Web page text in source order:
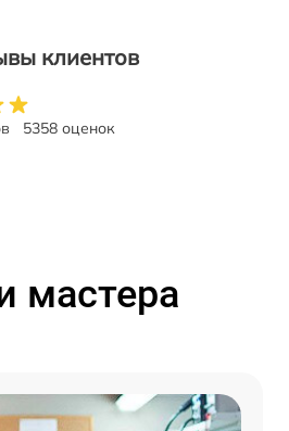
клиентов
5358 оценок
мастера